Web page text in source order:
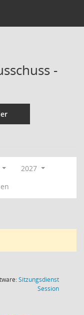
-
2027
Sitzungsdienst
Session(Wird in